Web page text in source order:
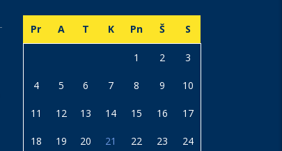
Pr A T K Pn Š S
1 2 3
4 5 6 7 8 9 10
11 12 13 14 15 16 17
18 19 20 21 22 23 24